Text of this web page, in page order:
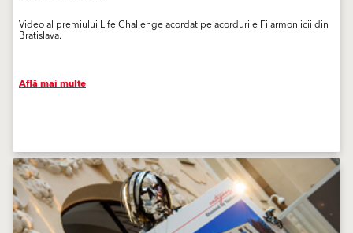
Video al premiului Life Challenge acordat pe acordurile Filarmoniicii din
Bratislava.
Află mai multe